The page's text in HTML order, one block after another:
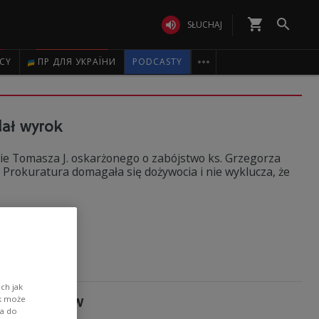
 SŁUCHAJ shopping_cart 
ПР ДЛЯ УКРАЇНИ PODCASTY 
wyrok
Tomasza J. oskarżonego o zabójstwo ks. Grzegorza
domagała się dożywocia i nie wyklucza, że
jak
może
do